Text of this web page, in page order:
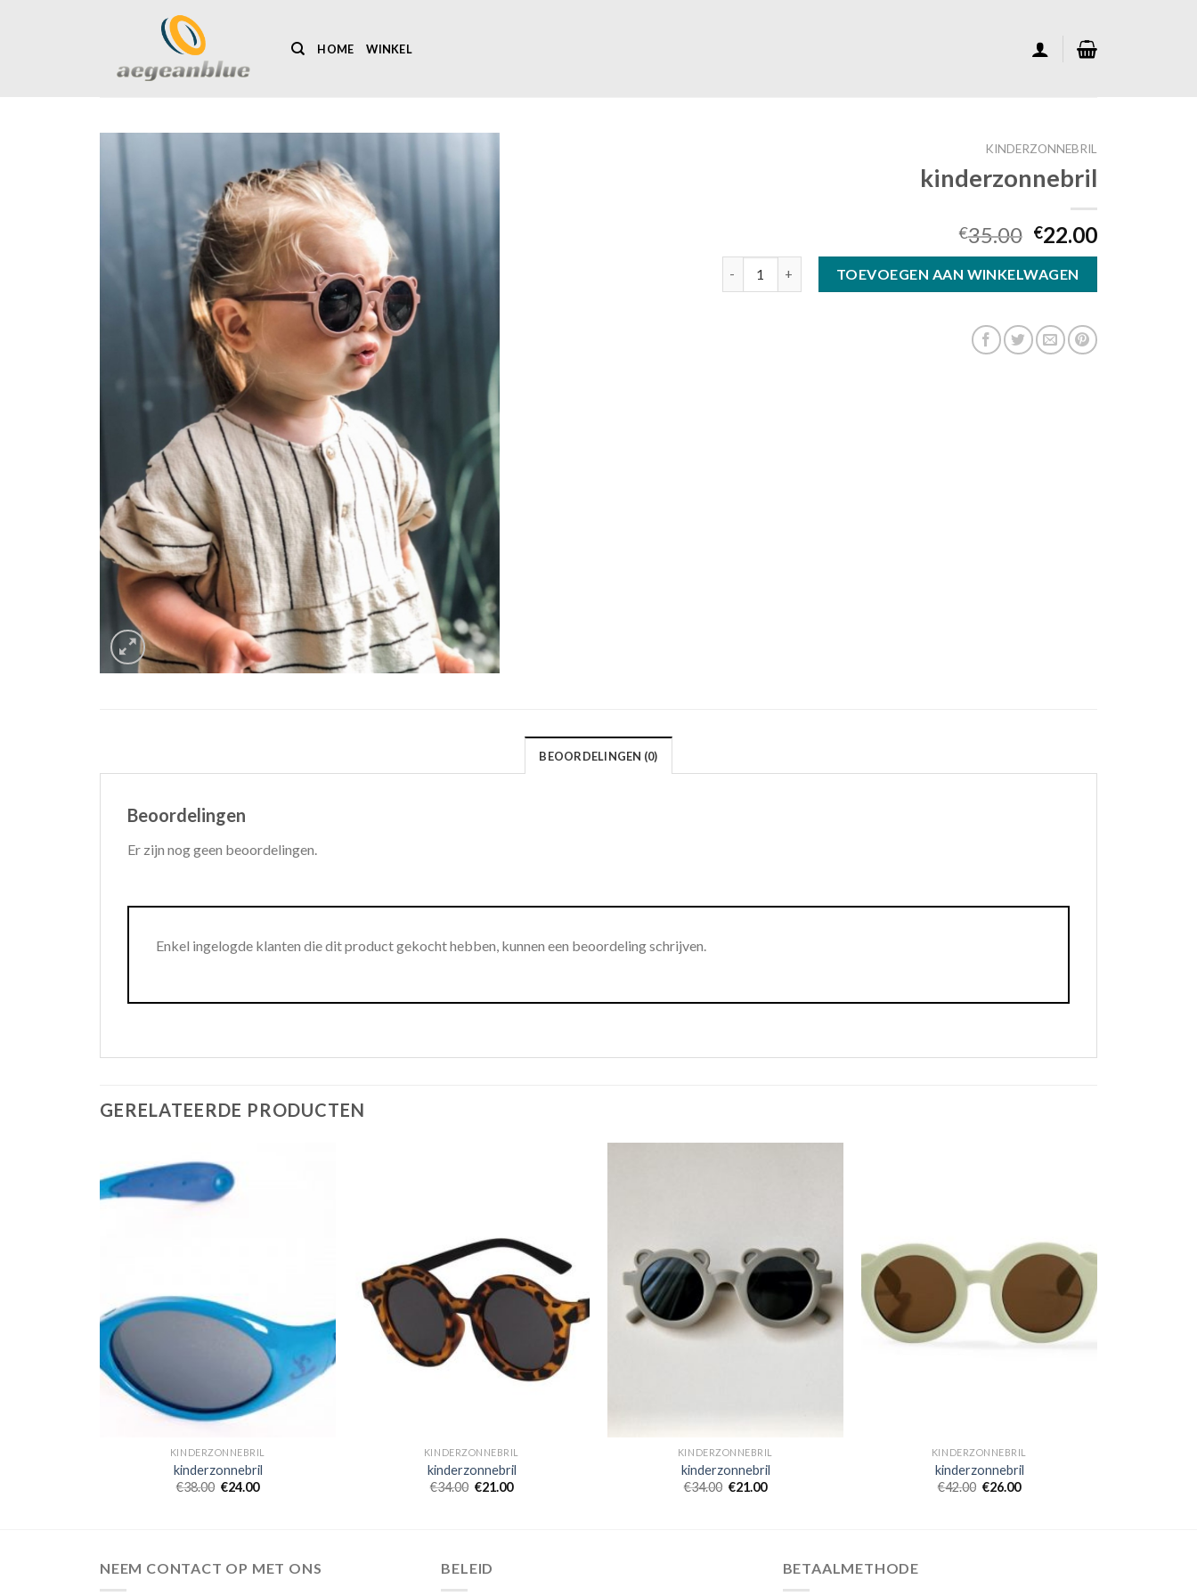
HOME WINKEL
KINDERZONNEBRIL
kinderzonnebril
€35.00 €22.00
TOEVOEGEN AAN WINKELWAGEN
BEOORDELINGEN (0)
Beoordelingen
Er zijn nog geen beoordelingen.
Enkel ingelogde klanten die dit product gekocht hebben, kunnen een beoordeling schrijven.
GERELATEERDE PRODUCTEN
KINDERZONNEBRIL
kinderzonnebril
€38.00 €24.00
KINDERZONNEBRIL
kinderzonnebril
€34.00 €21.00
KINDERZONNEBRIL
kinderzonnebril
€34.00 €21.00
KINDERZONNEBRIL
kinderzonnebril
€42.00 €26.00
NEEM CONTACT OP MET ONS BELEID BETAALMETHODE